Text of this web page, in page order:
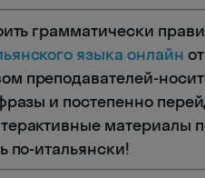
грамматически
языка онлайн
преподавателей-
и постепенно
материалы
по-итальянски!